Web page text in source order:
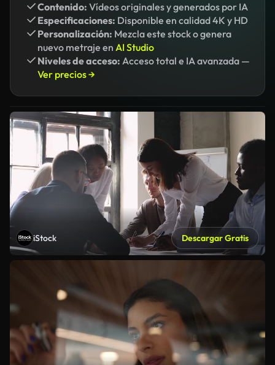
Contenido: Vídeos originales y generados por IA
Especificaciones: Disponible en calidad 4K y HD
Personalización: Mezcla este stock o genera
nuevo metraje en AI Studio
Niveles de acceso: Acceso total e IA avanzada —
Ver precios →
iStock Descargar Gratis